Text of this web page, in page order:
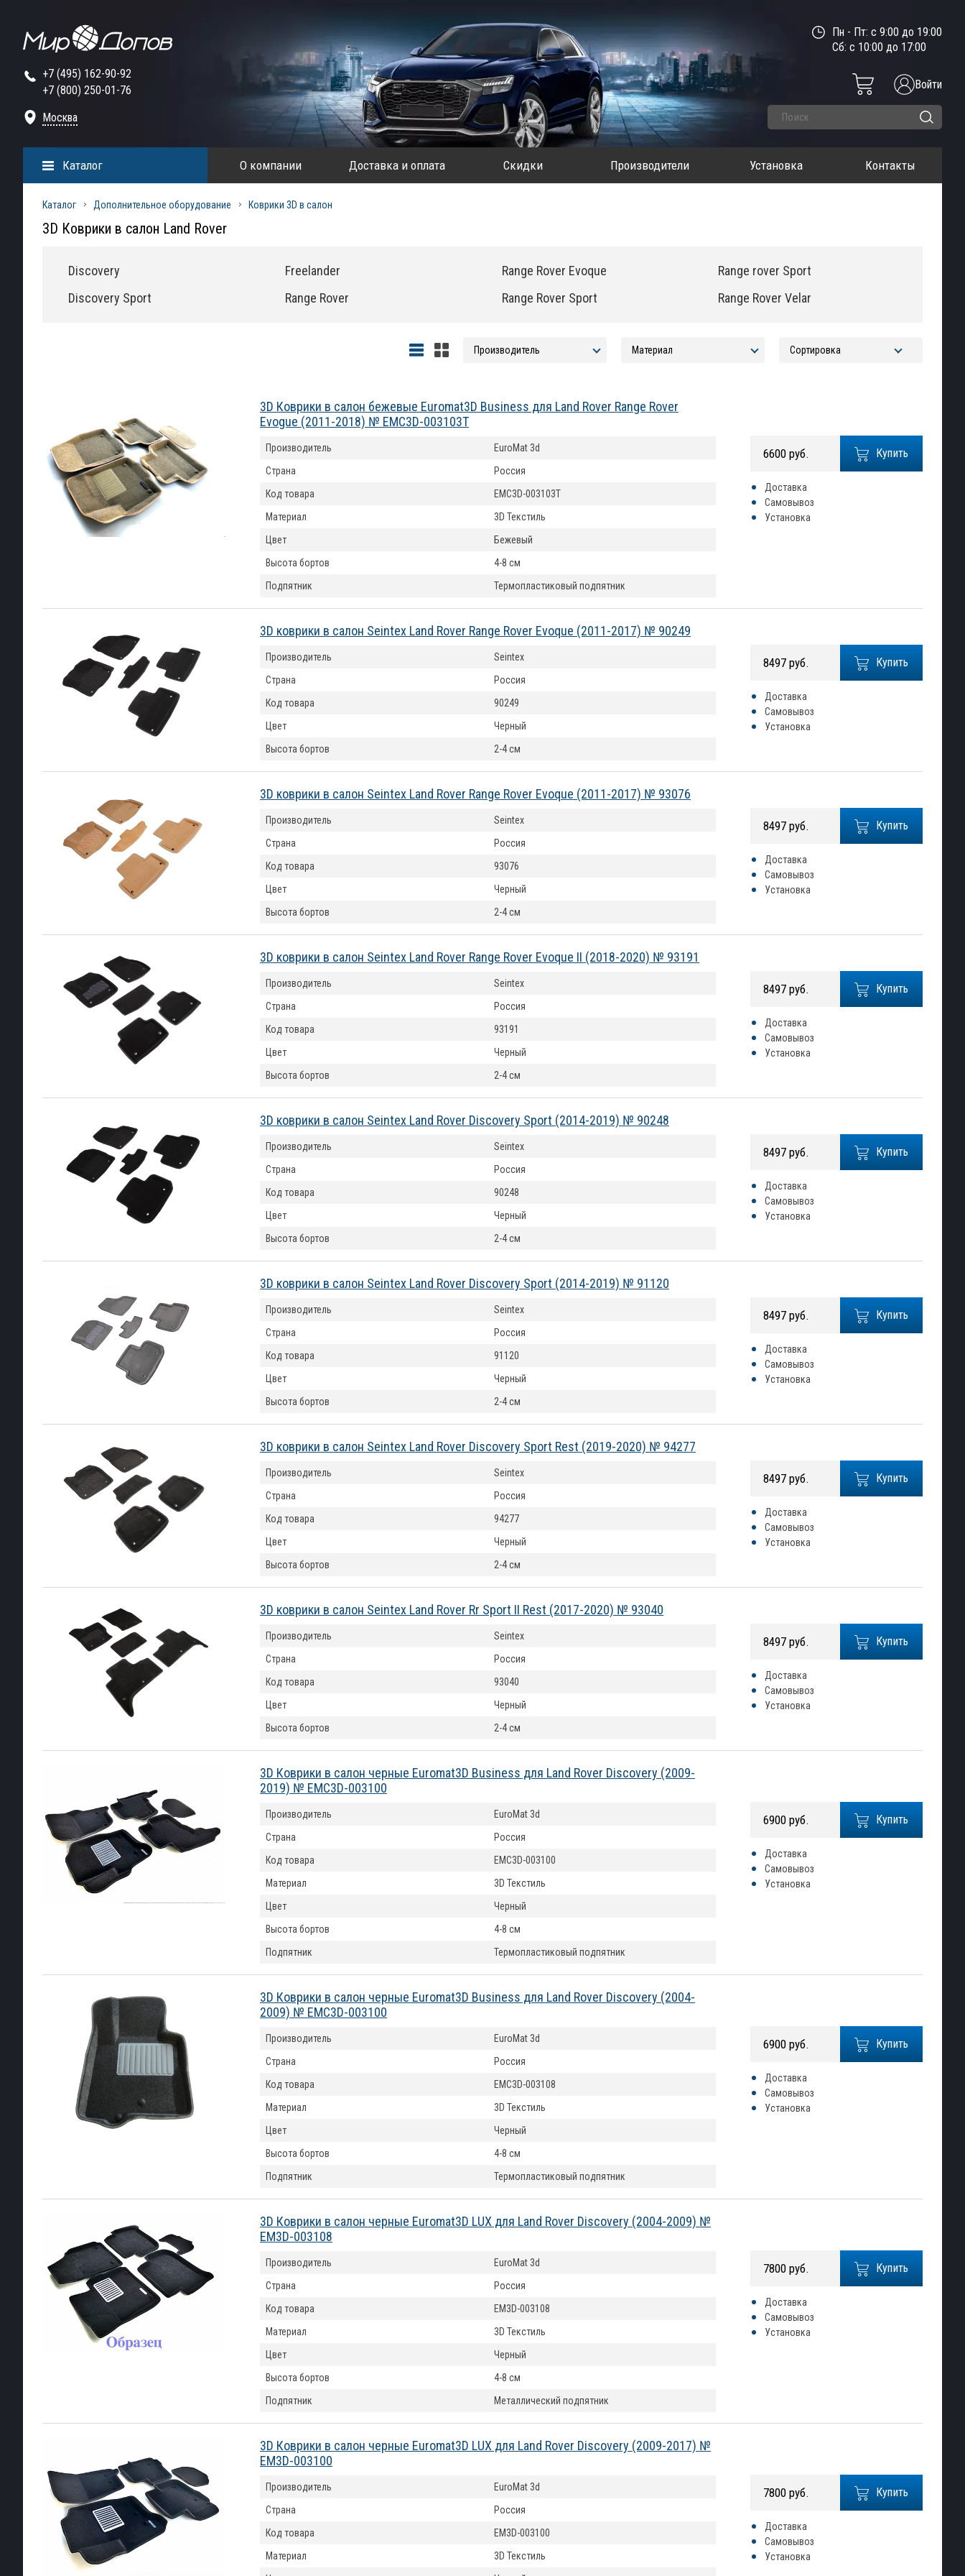
+7 (495) 162-90-92
+7 (800) 250-01-76
Москва
Пн - Пт: с 9:00 до 19:00
Сб: с 10:00 до 17:00
Войти
О компании Доставка и оплата Скидки Производители Установка Контакты
Каталог
Каталог Дополнительное оборудование Коврики 3D в салон
3D Коврики в салон Land Rover
Discovery
Discovery Sport
Freelander
Range Rover
Range Rover Evoque
Range Rover Sport
Range rover Sport
Range Rover Velar
3D Коврики в салон бежевые Euromat3D Business для Land Rover Range Rover
Evogue (2011-2018) № EMC3D-003103T
Купить
6600 руб.
Доставка
Самовывоз
Установка
Производитель
EuroMat 3d
Страна
Россия
Код товара
EMC3D-003103T
Материал
3D Текстиль
Цвет
Бежевый
Высота бортов
4-8 см
Подпятник
Термопластиковый подпятник
3D коврики в салон Seintex Land Rover Range Rover Evoque (2011-2017) № 90249
Купить
8497 руб.
Доставка
Самовывоз
Установка
Производитель
Seintex
Страна
Россия
Код товара
90249
Цвет
Черный
Высота бортов
2-4 см
3D коврики в салон Seintex Land Rover Range Rover Evoque (2011-2017) № 93076
Купить
8497 руб.
Доставка
Самовывоз
Установка
Производитель
Seintex
Страна
Россия
Код товара
93076
Цвет
Черный
Высота бортов
2-4 см
3D коврики в салон Seintex Land Rover Range Rover Evoque II (2018-2020) № 93191
Купить
8497 руб.
Доставка
Самовывоз
Установка
Производитель
Seintex
Страна
Россия
Код товара
93191
Цвет
Черный
Высота бортов
2-4 см
3D коврики в салон Seintex Land Rover Discovery Sport (2014-2019) № 90248
Купить
8497 руб.
Доставка
Самовывоз
Установка
Производитель
Seintex
Страна
Россия
Код товара
90248
Цвет
Черный
Высота бортов
2-4 см
3D коврики в салон Seintex Land Rover Discovery Sport (2014-2019) № 91120
Купить
8497 руб.
Доставка
Самовывоз
Установка
Производитель
Seintex
Страна
Россия
Код товара
91120
Цвет
Черный
Высота бортов
2-4 см
3D коврики в салон Seintex Land Rover Discovery Sport Rest (2019-2020) № 94277
Купить
8497 руб.
Доставка
Самовывоз
Установка
Производитель
Seintex
Страна
Россия
Код товара
94277
Цвет
Черный
Высота бортов
2-4 см
3D коврики в салон Seintex Land Rover Rr Sport II Rest (2017-2020) № 93040
Купить
8497 руб.
Доставка
Самовывоз
Установка
Производитель
Seintex
Страна
Россия
Код товара
93040
Цвет
Черный
Высота бортов
2-4 см
3D Коврики в салон черные Euromat3D Business для Land Rover Disсovery (2009-
2019) № EMC3D-003100
Купить
6900 руб.
Доставка
Самовывоз
Установка
Производитель
EuroMat 3d
Страна
Россия
Код товара
EMC3D-003100
Материал
3D Текстиль
Цвет
Черный
Высота бортов
4-8 см
Подпятник
Термопластиковый подпятник
3D Коврики в салон черные Euromat3D Business для Land Rover Disсovery (2004-
2009) № EMC3D-003100
Купить
6900 руб.
Доставка
Самовывоз
Установка
Производитель
EuroMat 3d
Страна
Россия
Код товара
EMC3D-003108
Материал
3D Текстиль
Цвет
Черный
Высота бортов
4-8 см
Подпятник
Термопластиковый подпятник
3D Коврики в салон черные Euromat3D LUX для Land Rover Disсovery (2004-2009) №
EM3D-003108
Купить
7800 руб.
Доставка
Самовывоз
Установка
Производитель
EuroMat 3d
Страна
Россия
Код товара
EM3D-003108
Материал
3D Текстиль
Цвет
Черный
Высота бортов
4-8 см
Подпятник
Металлический подпятник
3D Коврики в салон черные Euromat3D LUX для Land Rover Disсovery (2009-2017) №
EM3D-003100
Купить
7800 руб.
Доставка
Самовывоз
Установка
Производитель
EuroMat 3d
Страна
Россия
Код товара
EM3D-003100
Материал
3D Текстиль